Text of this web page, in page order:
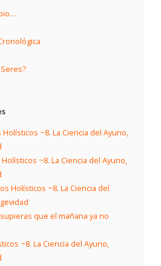
~8. La Ciencia del Ayuno,
~8. La Ciencia del Ayuno,
Holísticos ~8. La Ciencia del
que el mañana ya no
~8. La Ciencia del Ayuno,